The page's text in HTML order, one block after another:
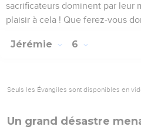
sacrificateurs dominent par leur
plaisir à cela ! Que ferez-vous
Jérémie 6
Seuls les Évangiles sont disponibles en
Un grand désastre